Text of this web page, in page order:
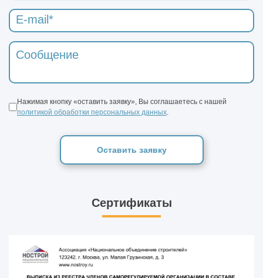
Нажимая кнопку «оставить заявку», Вы соглашаетесь с нашей
политикой обработки персональных данных
Оставить заявку
Сертификаты